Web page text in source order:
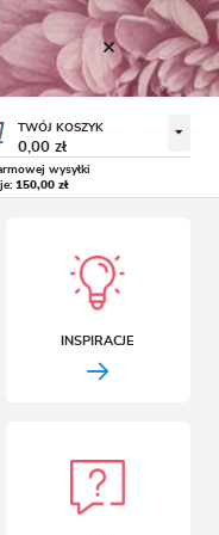
TWÓJ KOSZYK
0,00 zł
43.32 zł
wysyłki
150,00 zł
INSPIRACJE